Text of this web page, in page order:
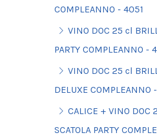
COMPLEANNO - 4051
VINO DOC 25 cl
PARTY COMPLEANNO -
VINO DOC 25 cl
DELUXE COMPLEANNO
CALICE + VINO DOC
SCATOLA PARTY